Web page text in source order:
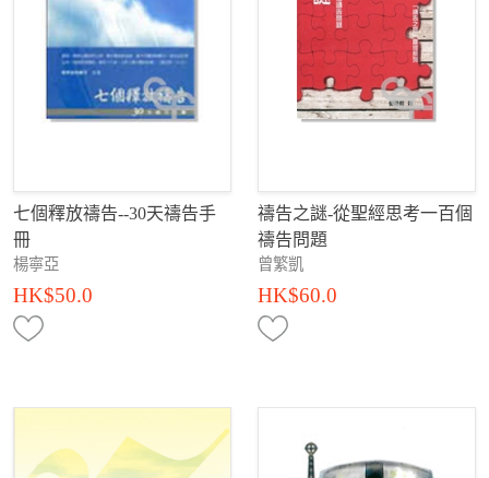
七個釋放禱告--30天禱告手
冊
楊寧亞
HK$50.0
禱告之謎-從聖經思考一百個
禱告問題
曾繁凱
HK$60.0